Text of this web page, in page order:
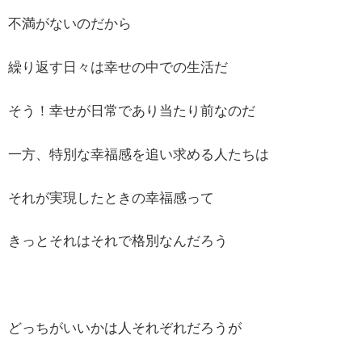
不満がないのだから
繰り返す日々は幸せの中での生活だ
そう！幸せが日常であり当たり前なのだ
一方、特別な幸福感を追い求める人たちは
それが実現したときの幸福感って
きっとそれはそれで格別なんだろう
どっちがいいかは人それぞれだろうが